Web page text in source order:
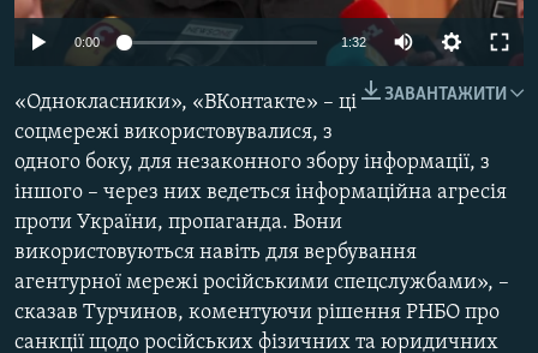
МУЛЬТИМЕДІА
ФОТО
СПЕЦПРОЄКТИ
ПОДКАСТИ
КРИМ РЕАЛІЇ
РУС
УКР
КТАТ
0:00 1:32
ЗАВАНТАЖИТИ
«Однокласники», «ВКонтакте» – ці
соцмережі використовувалися, з
одного боку, для незаконного збору інформації, з
іншого – через них ведеться інформаційна агресія
проти України, пропаганда. Вони
використовуються навіть для вербування
агентурної мережі російськими спецслужбами», –
сказав Турчинов, коментуючи рішення РНБО про
санкції щодо російських фізичних та юридичних